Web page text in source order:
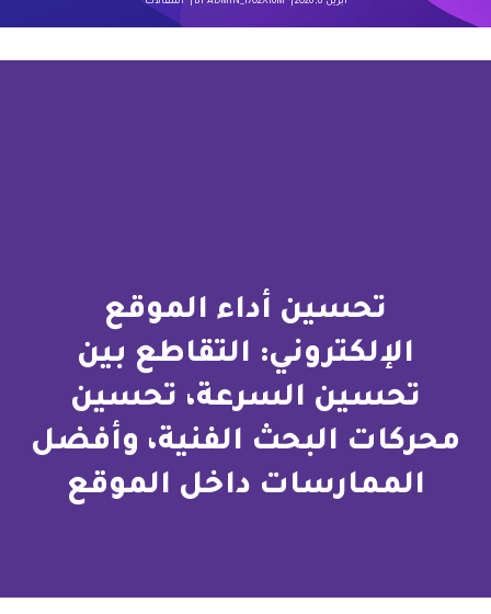
أبريل 8, 2026 BY ADMIN_I702XI6M المقالات
تحسين أداء الموقع
الإلكتروني: التقاطع بين
تحسين السرعة، تحسين
محركات البحث الفنية، وأفضل
الممارسات داخل الموقع